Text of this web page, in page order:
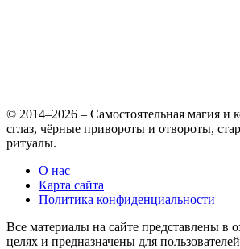
© 2014–2026 – Самостоятельная магия и
сглаз, чёрные привороты и отвороты,
ритуалы.
О нас
Карта сайта
Политика конфиденциальности
Все материалы на сайте представлены в
целях и предназначены для